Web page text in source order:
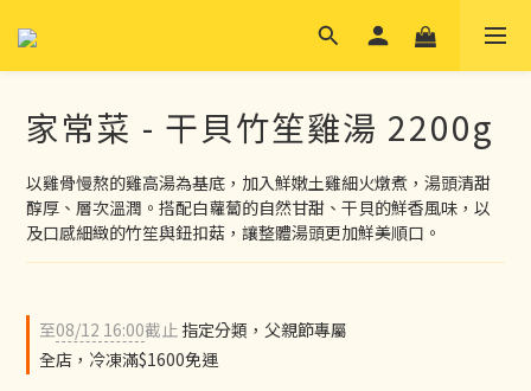
家常菜 - 干貝竹笙雞湯 2200g
以雞骨慢熬的雞高湯為基底，加入鮮嫩土雞細火燉煮，湯頭清甜
醇厚、層次溫潤。搭配白蘿蔔的自然甘甜、干貝的鮮香風味，以
及口感細緻的竹笙與鈕扣菇，讓整體湯頭更加鮮美順口。
至08/12 16:00截止 指定分類，父親節專屬
全店，冷凍滿$1600免運